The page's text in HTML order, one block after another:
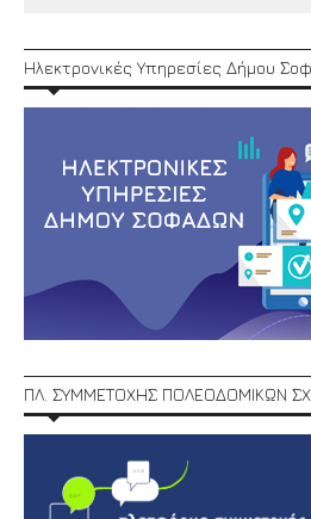
Ηλεκτρονικές Υπηρεσίες Δήμου
ΠΛ. ΣΥΜΜΕΤΟΧΗΣ ΠΟΛΕΟΔΟΜΙΚΩΝ